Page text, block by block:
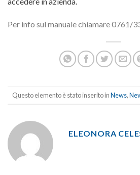
Per info sul manuale chiamare 0761/
Questo elemento è stato inserito inNews,
ELEONORA